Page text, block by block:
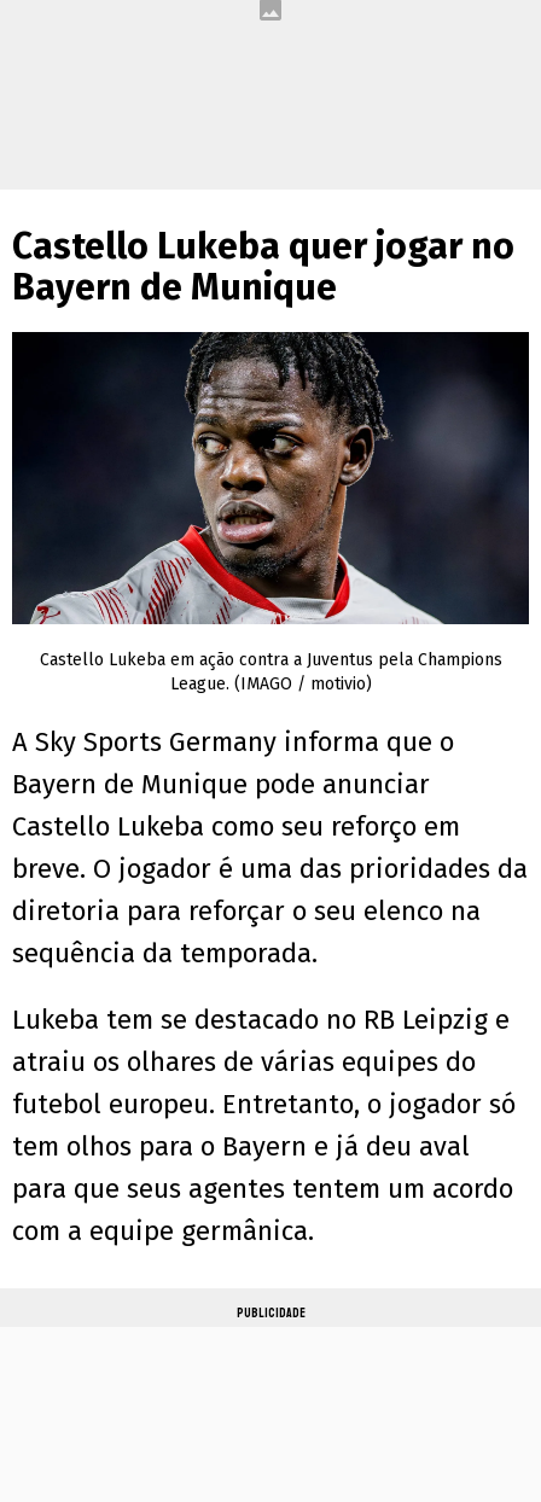
Castello Lukeba quer jogar no
Bayern de Munique
Castello Lukeba em ação contra a Juventus pela Champions
League. (IMAGO / motivio)
A Sky Sports Germany informa que o
Bayern de Munique pode anunciar
Castello Lukeba como seu reforço em
breve. O jogador é uma das prioridades da
diretoria para reforçar o seu elenco na
sequência da temporada.
Lukeba tem se destacado no RB Leipzig e
atraiu os olhares de várias equipes do
futebol europeu. Entretanto, o jogador só
tem olhos para o Bayern e já deu aval
para que seus agentes tentem um acordo
com a equipe germânica.
PUBLICIDADE